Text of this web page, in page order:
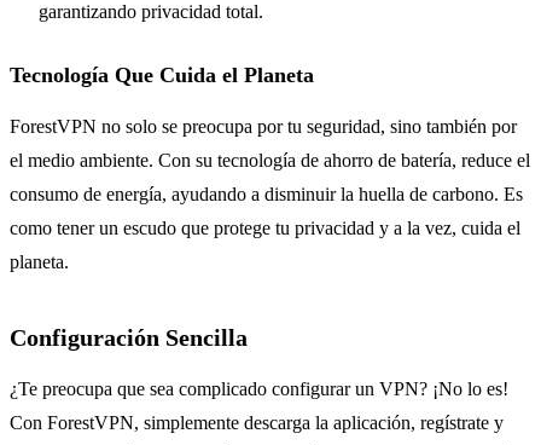
garantizando privacidad total.
Tecnología Que Cuida el Planeta
ForestVPN no solo se preocupa por tu seguridad, sino también por
el medio ambiente. Con su tecnología de ahorro de batería, reduce el
consumo de energía, ayudando a disminuir la huella de carbono. Es
como tener un escudo que protege tu privacidad y a la vez, cuida el
planeta.
Configuración Sencilla
¿Te preocupa que sea complicado configurar un VPN? ¡No lo es!
Con ForestVPN, simplemente descarga la aplicación, regístrate y